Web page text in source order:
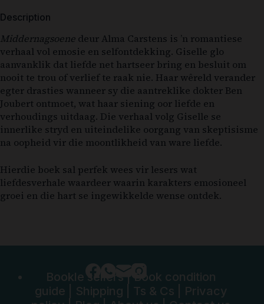
Description
Middernagsoene deur Alma Carstens is ’n romantiese
verhaal vol emosie en selfontdekking. Giselle glo
aanvanklik dat liefde net hartseer bring en besluit om
nooit te trou of verlief te raak nie. Haar wêreld verander
egter drasties wanneer sy die aantreklike dokter Ben
Joubert ontmoet, wat haar siening oor liefde en
verhoudings uitdaag. Die verhaal volg Giselle se
innerlike stryd en uiteindelike oorgang van skeptisisme
na oopheid vir die moontlikheid van ware liefde.
Hierdie boek sal perfek wees vir lesers wat
liefdesverhale waardeer waarin karakters emosioneel
groei en die hart se ingewikkelde wense ontdek.
Bookle sellers|Book condition
guide
Shipping Ts & Cs
Privacy